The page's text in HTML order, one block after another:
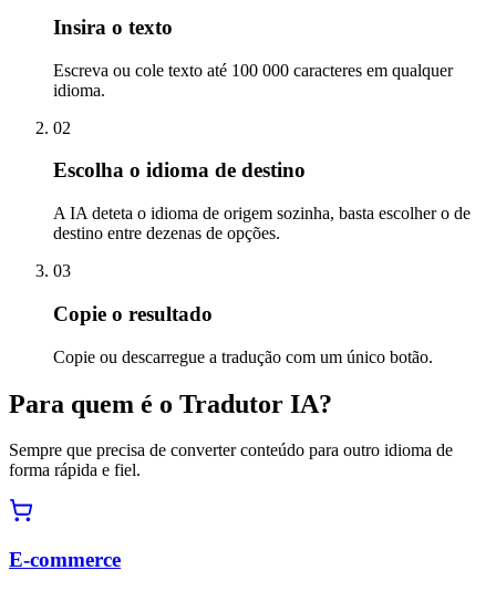
Insira o texto
Escreva ou cole texto até 100 000 caracteres em qualquer
idioma.
02
Escolha o idioma de destino
A IA deteta o idioma de origem sozinha, basta escolher o de
destino entre dezenas de opções.
03
Copie o resultado
Copie ou descarregue a tradução com um único botão.
Para quem é o Tradutor IA?
Sempre que precisa de converter conteúdo para outro idioma de
forma rápida e fiel.
E-commerce